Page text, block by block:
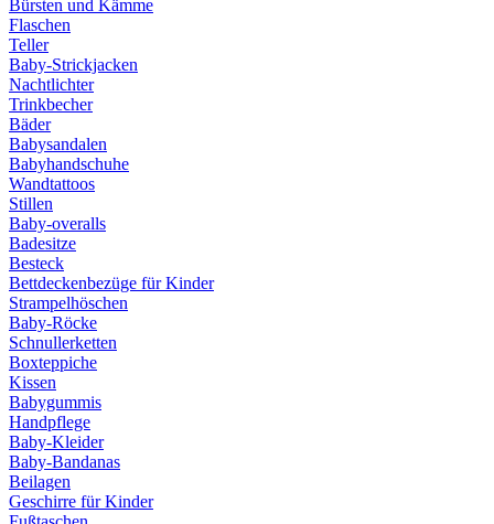
Bürsten und Kämme
Flaschen
Teller
Baby-Strickjacken
Nachtlichter
Trinkbecher
Bäder
Babysandalen
Babyhandschuhe
Wandtattoos
Stillen
Baby-overalls
Badesitze
Besteck
Bettdeckenbezüge für Kinder
Strampelhöschen
Baby-Röcke
Schnullerketten
Boxteppiche
Kissen
Babygummis
Handpflege
Baby-Kleider
Baby-Bandanas
Beilagen
Geschirre für Kinder